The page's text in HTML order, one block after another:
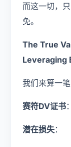
而这一切，
免。
The True
Leveraging
我们来算一笔
赛符DV证书
潜在损失：